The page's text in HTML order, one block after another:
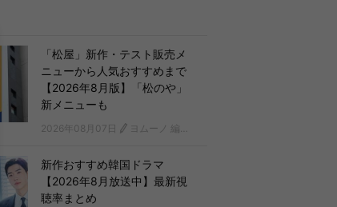
「松屋」新作・テスト販売メ
ニューから人気おすすめまで
【2026年8月版】「松のや」
新メニューも
2026年08月07日 ヨムーノ 編集部
新作おすすめ韓国ドラマ
【2026年8月放送中】最新視
聴率まとめ